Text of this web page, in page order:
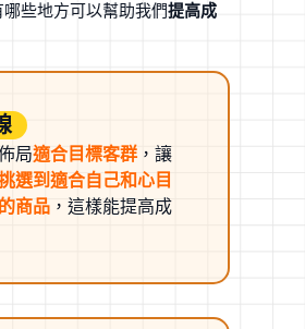
些地方可以幫助我們提高成
局適合目標客群，讓
選到適合自己和心目
商品，這樣能提高成